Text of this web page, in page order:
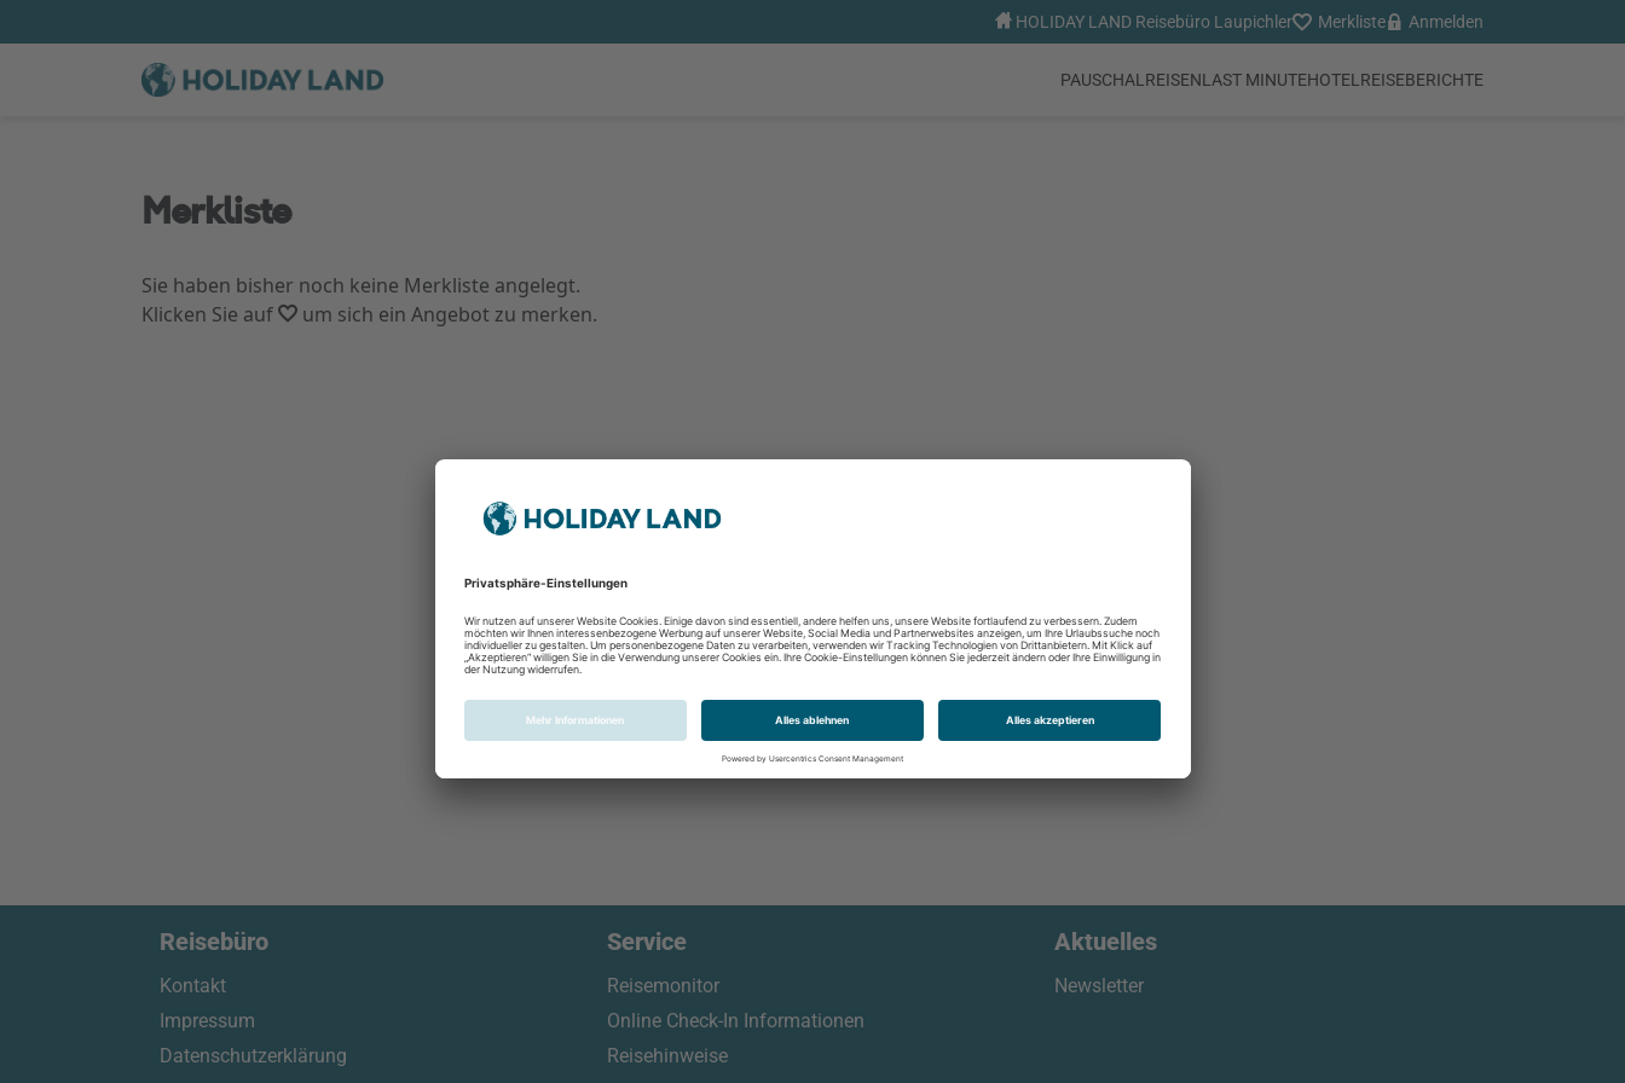
HOLIDAY LAND Reisebüro Laupichler Merkliste Anmelden
PAUSCHALREISENLAST MINUTEHOTEL REISEBERICHTE
Merkliste
Sie haben bisher noch keine Merkliste angelegt.
Klicken Sie auf
um sich ein Angebot zu merken.
Reisebüro
Kontakt
Impressum
Datenschutzerklärung
Service
Reisemonitor
Online Check-In Informationen
Reisehinweise
Aktuelles
Newsletter